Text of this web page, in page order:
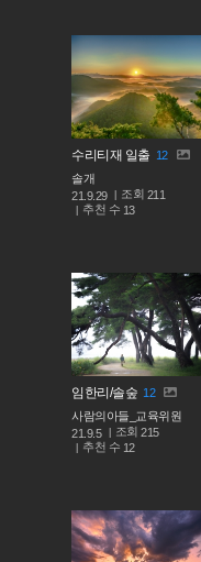
수리티재 일출 12
솔개
21.9.29
조회 211
추천 수 13
임한리/솔숲 12
사람의아들_교육위원
21.9.5
조회215
추천 수 12